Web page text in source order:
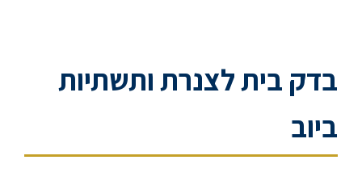
בדק בית לצנרת ותשתיות
ביוב